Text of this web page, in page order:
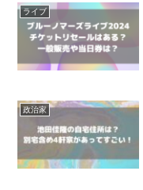
ライブ
政治家